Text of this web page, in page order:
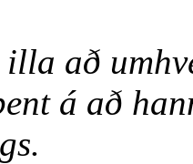
að
á að